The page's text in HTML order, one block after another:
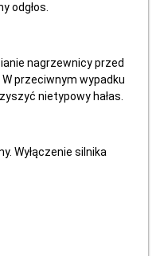
odgłos.
nagrzewnicy przed
W przeciwnym wypadku
nietypowy hałas.
Wyłączenie silnika